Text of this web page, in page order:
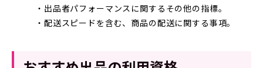
・出品者パフォーマンスに関するその他の指標。
・配送スピードを含む、商品の配送に関する事項。